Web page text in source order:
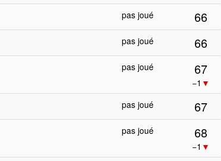
pas joué 66
pas joué 66
pas joué 67
−1 ▼
pas joué 67
pas joué 68
−1 ▼